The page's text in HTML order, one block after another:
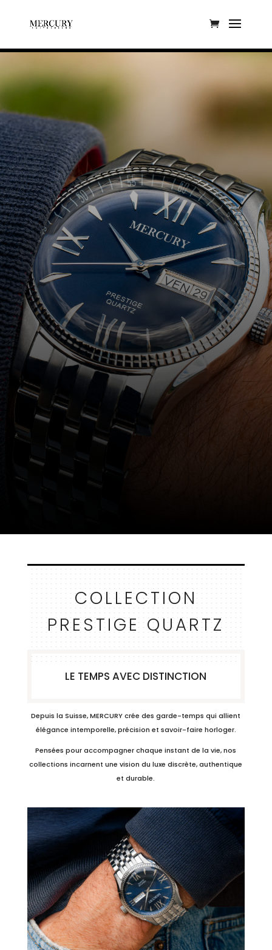
COLLECTION
PRESTIGE QUARTZ
LE TEMPS AVEC DISTINCTION
Depuis la Suisse, MERCURY crée des garde-temps qui allient
élégance intemporelle, précision et savoir-faire horloger.
Pensées pour accompagner chaque instant de la vie, nos
collections incarnent une vision du luxe discrète, authentique
et durable.